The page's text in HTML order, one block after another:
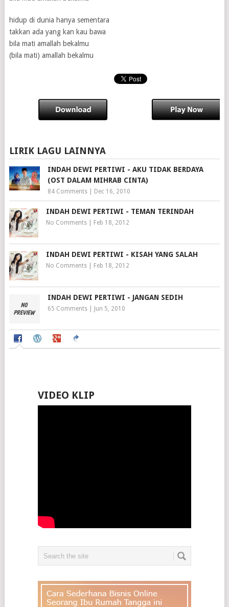
hidup di dunia hanya sementara
takkan ada yang kan kau bawa
bila mati amallah bekalmu
(bila mati) amallah bekalmu
LIRIK LAGU LAINNYA
INDAH DEWI PERTIWI - AKU TIDAK BERDAYA
(OST DALAM MIHRAB CINTA)
84 Comments| Dec 16, 2010
INDAH DEWI PERTIWI - TEMAN TERINDAH
No Comments| Feb 18, 2012
INDAH DEWI PERTIWI - KISAH YANG SALAH
No Comments| Feb 18, 2012
INDAH DEWI PERTIWI - JANGAN SEDIH
65 Comments| Jun 5, 2010
VIDEO KLIP